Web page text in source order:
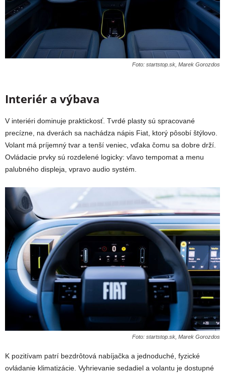
Foto: startstop.sk, Marek Gorozdos
Interiér a výbava
V interiéri dominuje praktickosť. Tvrdé plasty sú spracované
precízne, na dverách sa nachádza nápis Fiat, ktorý pôsobí štýlovo.
Volant má príjemný tvar a tenší veniec, vďaka čomu sa dobre drží.
Ovládacie prvky sú rozdelené logicky: vľavo tempomat a menu
palubného displeja, vpravo audio systém.
Foto: startstop.sk, Marek Gorozdos
K pozitívam patrí bezdrôtová nabíjačka a jednoduché, fyzické
ovládanie klimatizácie. Vyhrievanie sedadiel a volantu je dostupné